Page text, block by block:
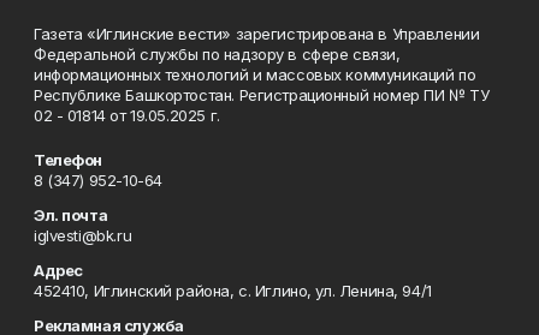
Газета «Иглинские вести» зарегистрирована в Управлении
Федеральной службы по надзору в сфере связи,
информационных технологий и массовых коммуникаций по
Республике Башкортостан. Регистрационный номер ПИ № ТУ
02 - 01814 от 19.05.2025 г.
Телефон
8 (347) 952-10-64
Эл. почта
iglvesti@bk.ru
Адрес
452410, Иглинский района, с. Иглино, ул. Ленина, 94/1
Рекламная служба